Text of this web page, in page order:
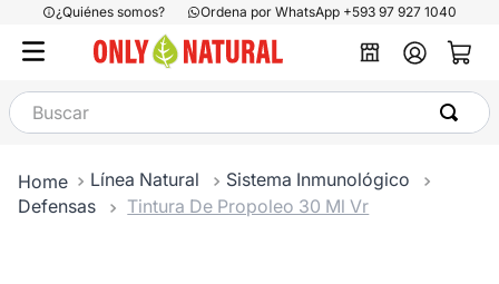
¿Quiénes somos? Ordena por WhatsApp +593 97 927 1040
Buscar
Línea Natural
Sistema Inmunológico
Defensas
Tintura De Propoleo 30 Ml Vr